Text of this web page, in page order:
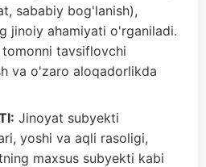
sababiy bog'lanish),
jinoiy ahamiyati o'rganiladi.
tavsiflovchi
va o'zaro aloqadorlikda
Jinoyat subyekti
yoshi va aqli rasoligi,
maxsus subyekti kabi